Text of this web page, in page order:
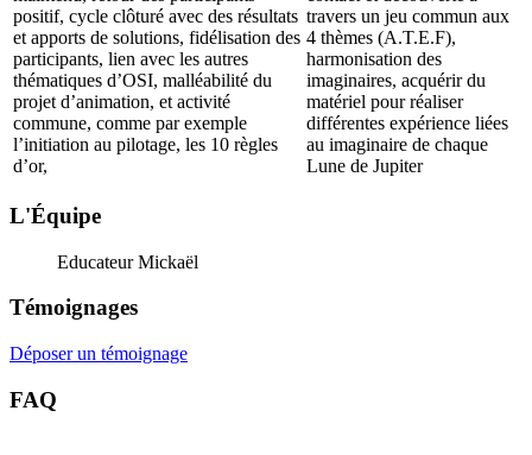
positif, cycle clôturé avec des résultats
et apports de solutions, fidélisation des
participants, lien avec les autres
thématiques d’OSI, malléabilité du
projet d’animation, et activité
commune, comme par exemple
l’initiation au pilotage, les 10 règles
d’or,
travers un jeu commun aux
4 thèmes (A.T.E.F),
harmonisation des
imaginaires, acquérir du
matériel pour réaliser
différentes expérience liées
au imaginaire de chaque
Lune de Jupiter
L'Équipe
Educateur Mickaël
Témoignages
Déposer un témoignage
FAQ